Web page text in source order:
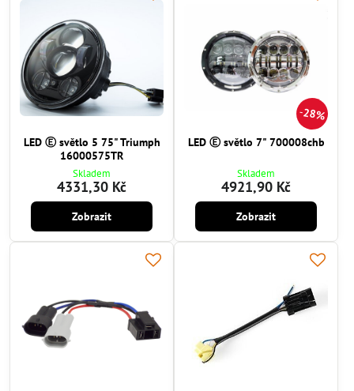
LED Ⓔ světlo 5 75" Triumph
16000575TR
Skladem
4331,30 Kč
Zobrazit
28%
LED Ⓔ světlo 7" 700008chb
Skladem
4921,90 Kč
Zobrazit